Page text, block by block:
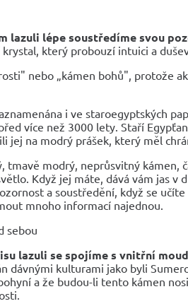
lazuli lépe soustředíme svou
krystal, který probouzí intuici a
nebo „kámen bohů", protože
i ve staroegyptských
více než 3000 lety. Staří
jej na modrý prášek, který měl
tmavě modrý, neprůsvitný kámen,
Když jej máte, dává vám jas v
a soustředění, když se učíte
mnoho informací najednou.
sebou
lazuli se spojíme s vnitřní
dávnými kulturami jako byli
a že budou-li tento kámen